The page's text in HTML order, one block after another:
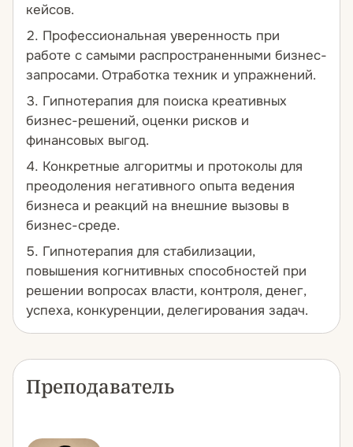
кейсов.
Профессиональная уверенность при
работе с самыми распространенными бизнес-
запросами. Отработка техник и упражнений.
Гипнотерапия для поиска креативных
бизнес-решений, оценки рисков и
финансовых выгод.
Конкретные алгоритмы и протоколы для
преодоления негативного опыта ведения
бизнеса и реакций на внешние вызовы в
бизнес-среде.
Гипнотерапия для стабилизации,
повышения когнитивных способностей при
решении вопросах власти, контроля, денег,
успеха, конкуренции, делегирования задач.
Преподаватель